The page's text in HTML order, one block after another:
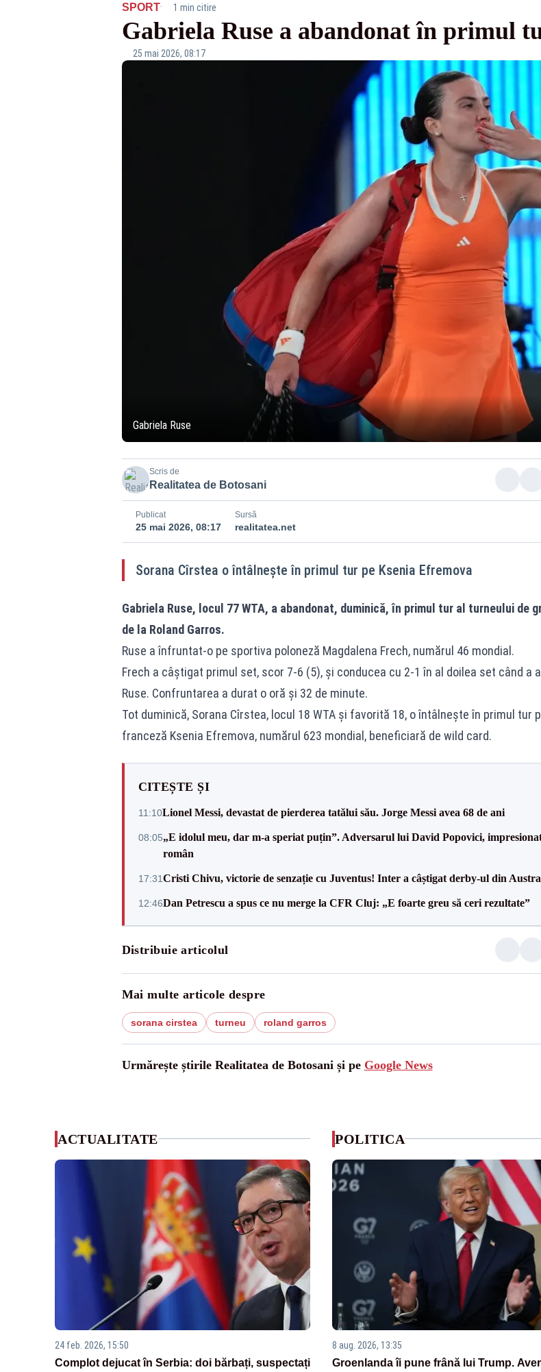
SPORT· 1 min citire
Gabriela Ruse a abandonat în primul
25 mai 2026, 08:17
Gabriela Ruse
Scris de
Realitatea de Botosani
Publicat
25 mai 2026, 08:17
Sursă
realitatea.net
Sorana Cîrstea o întâlneşte în primul tur pe Ksenia Efremova
Gabriela Ruse, locul 77 WTA, a abandonat, duminică, în primul tur al turneului de
de la Roland Garros.
Ruse a înfruntat-o pe sportiva poloneză Magdalena Frech, numărul 46 mondial.
Frech a câştigat primul set, scor 7-6 (5), şi conducea cu 2-1 în al doilea set când a
Ruse. Confruntarea a durat o oră şi 32 de minute.
Tot duminică, Sorana Cîrstea, locul 18 WTA şi favorită 18, o întâlneşte în primul tur
franceză Ksenia Efremova, numărul 623 mondial, beneficiară de wild card.
CITEȘTE ȘI
11:10Lionel Messi, devastat de pierderea tatălui său. Jorge Messi avea 68 de ani
08:05„E idolul meu, dar m-a speriat puțin”. Adversarul lui David Popovici,
român
17:31Cristi Chivu, victorie de senzație cu Juventus! Inter a câștigat derby-ul din
12:46Dan Petrescu a spus ce nu merge la CFR Cluj: „E foarte greu să ceri rezultate”
Distribuie articolul
Mai multe articole despre
sorana cirstea turneu roland garros
Urmărește știrile Realitatea de Botosani și pe Google News
ACTUALITATE
24 feb. 2026, 15:50
Complot dejucat în Serbia: doi bărbați, suspectați
POLITICA
8 aug. 2026, 13:35
Groenlanda îi pune frână lui Trump.